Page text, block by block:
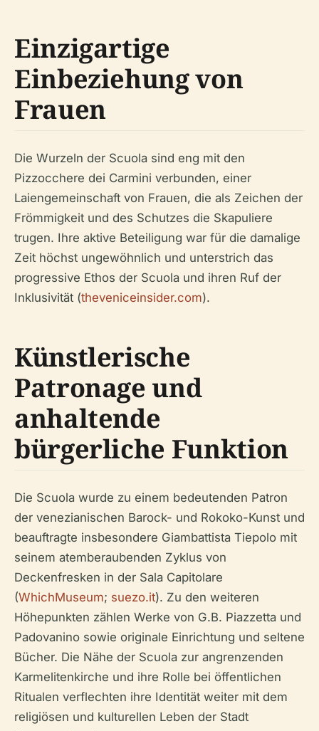
Einzigartige
Einbeziehung von
Frauen
Die Wurzeln der Scuola sind eng mit den
Pizzocchere dei Carmini verbunden, einer
Laiengemeinschaft von Frauen, die als Zeichen der
Frömmigkeit und des Schutzes die Skapuliere
trugen. Ihre aktive Beteiligung war für die damalige
Zeit höchst ungewöhnlich und unterstrich das
progressive Ethos der Scuola und ihren Ruf der
Inklusivität (theveniceinsider.com).
Künstlerische
Patronage und
anhaltende
bürgerliche Funktion
Die Scuola wurde zu einem bedeutenden Patron
der venezianischen Barock- und Rokoko-Kunst und
beauftragte insbesondere Giambattista Tiepolo mit
seinem atemberaubenden Zyklus von
Deckenfresken in der Sala Capitolare
(WhichMuseum; suezo.it). Zu den weiteren
Höhepunkten zählen Werke von G.B. Piazzetta und
Padovanino sowie originale Einrichtung und seltene
Bücher. Die Nähe der Scuola zur angrenzenden
Karmelitenkirche und ihre Rolle bei öffentlichen
Ritualen verflechten ihre Identität weiter mit dem
religiösen und kulturellen Leben der Stadt